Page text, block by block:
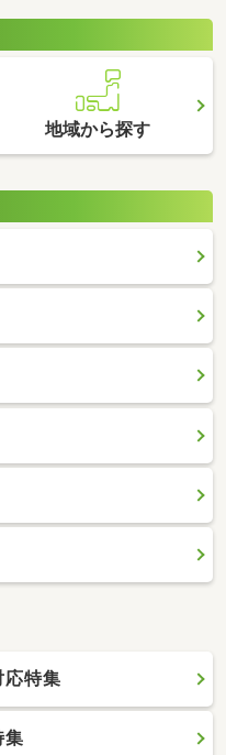
ださいね。
地域から探す
応特集
集